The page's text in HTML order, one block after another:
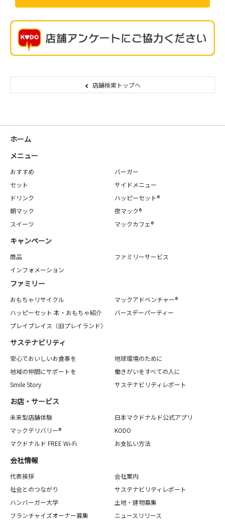
店舗検索トップへ
ホーム
メニュー
おすすめ
バーガー
セット
サイドメニュー
ドリンク
ハッピーセット®
朝マック
夜マック®
スイーツ
マックカフェ®
キャンペーン
商品
ファミリーサービス
インフォメーション
ファミリー
おもちゃリサイクル
マックアドベンチャー®
ハッピーセット 本・おもちゃ紹介
バースデーパーティー
プレイプレイス（旧プレイランド）
サステナビリティ
安心でおいしいお食事を
地球環境のために
地域の仲間にサポートを
働きがいをすべての人に
Smile Story
サステナビリティレポート
お店・サービス
未来型店舗体験
日本マクドナルド公式アプリ
マックデリバリー®
KODO
マクドナルド FREE Wi-Fi
お支払い方法
会社情報
代表挨拶
会社案内
社会とのつながり
サステナビリティレポート
ハンバーガー大学
土地・建物募集
フランチャイズオーナー募集
ニュースリリース